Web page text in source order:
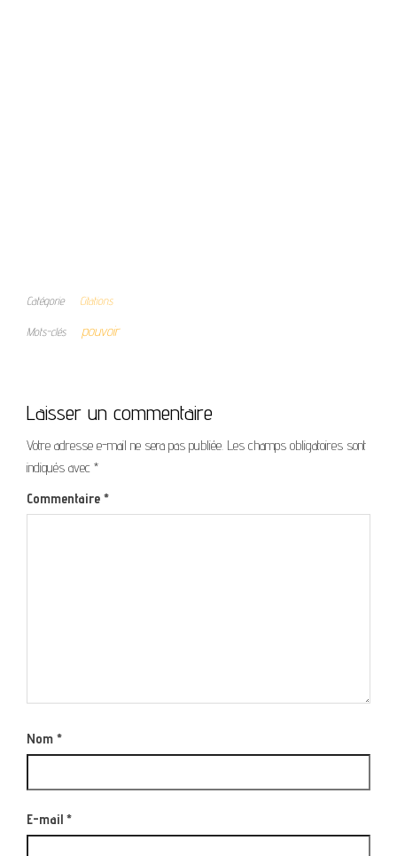
Catégorie Citations
Mots-clés pouvoir
Laisser un commentaire
Votre adresse e-mail ne sera pas publiée. Les champs obligatoires sont
indiqués avec *
Commentaire *
Nom *
E-mail *